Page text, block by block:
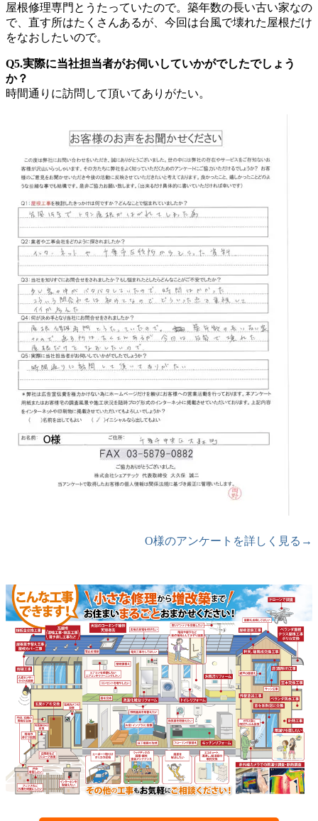
屋根修理専門とうたっていたので。築年数の長い古い家なの
で、直す所はたくさんあるが、今回は台風で壊れた屋根だけ
をなおしたいので。
Q5.実際に当社担当者がお伺いしていかがでしたでしょう
か？
時間通りに訪問して頂いてありがたい。
O様のアンケートを詳しく見る→